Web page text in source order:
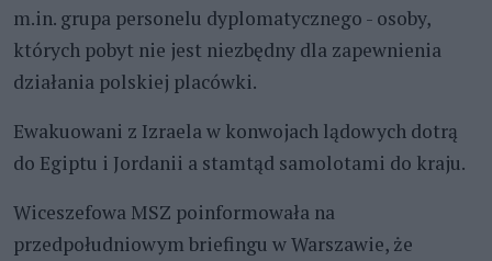
m.in. grupa personelu dyplomatycznego - osoby,
których pobyt nie jest niezbędny dla zapewnienia
działania polskiej placówki.
Ewakuowani z Izraela w konwojach lądowych dotrą
do Egiptu i Jordanii a stamtąd samolotami do kraju.
Wiceszefowa MSZ poinformowała na
przedpołudniowym briefingu w Warszawie, że